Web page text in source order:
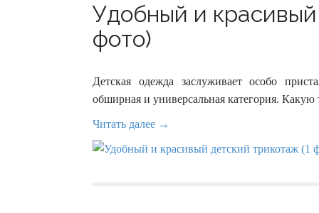
Удобный и
фото)
Детская одежда заслуживает особо
обширная и универсальная категория.
Читать далее →